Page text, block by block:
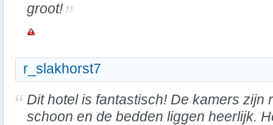
groot!
r_slakhorst7
Dit hotel is fantastisch! De kamers zijn
schoon en de bedden liggen heerlijk.